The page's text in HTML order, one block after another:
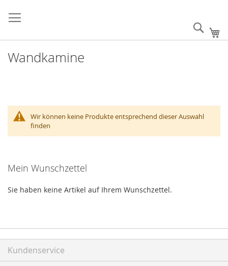
zum
Inhalt
Shop
Wandkamine
Wir können keine Produkte entsprechend dieser Auswahl
finden
Mein Wunschzettel
Sie haben keine Artikel auf Ihrem Wunschzettel.
Kundenservice